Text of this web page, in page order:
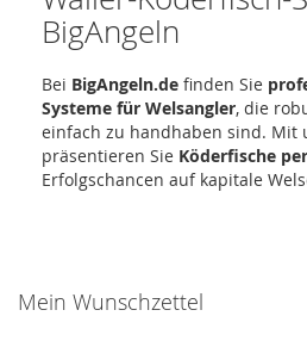
BigAngeln
Bei BigAngeln.de finden Sie
Systeme für Welsangler, die
einfach zu handhaben sind. Mit
präsentieren Sie Köderfische
Erfolgschancen auf kapitale
Mein Wunschzettel